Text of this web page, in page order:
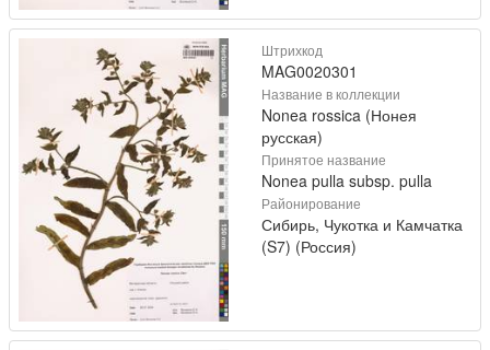
Штрихкод
MAG0020301
Название в коллекции
Nonea rossica (Нонея
русская)
Принятое название
Nonea pulla subsp. pulla
Районирование
Сибирь, Чукотка и Камчатка
(S7) (Россия)